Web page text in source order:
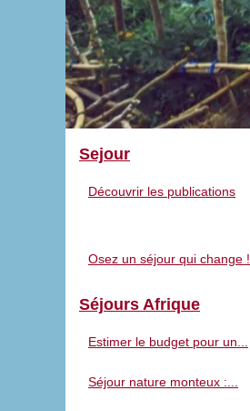
Sejour
Découvrir les publications
Osez un séjour qui change !
Séjours Afrique
Estimer le budget pour un...
Séjour nature monteux :...